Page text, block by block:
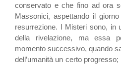
conservato e che fino ad ora
Massonici, aspettando il
resurrezione. I Misteri sono, in
della rivelazione, ma essa
momento successivo, quando
dell’umanità un certo